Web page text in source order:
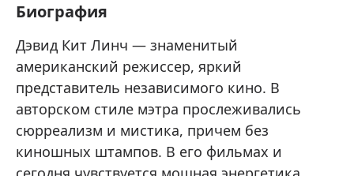
Биография
Дэвид Кит Линч — знаменитый
американский режиссер, яркий
представитель независимого кино. В
авторском стиле мэтра прослеживались
сюрреализм и мистика, причем без
киношных штампов. В его фильмах и